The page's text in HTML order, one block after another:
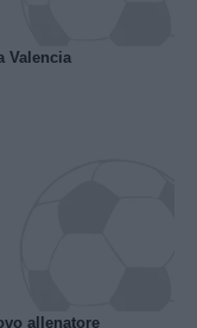
Valencia
allenatore